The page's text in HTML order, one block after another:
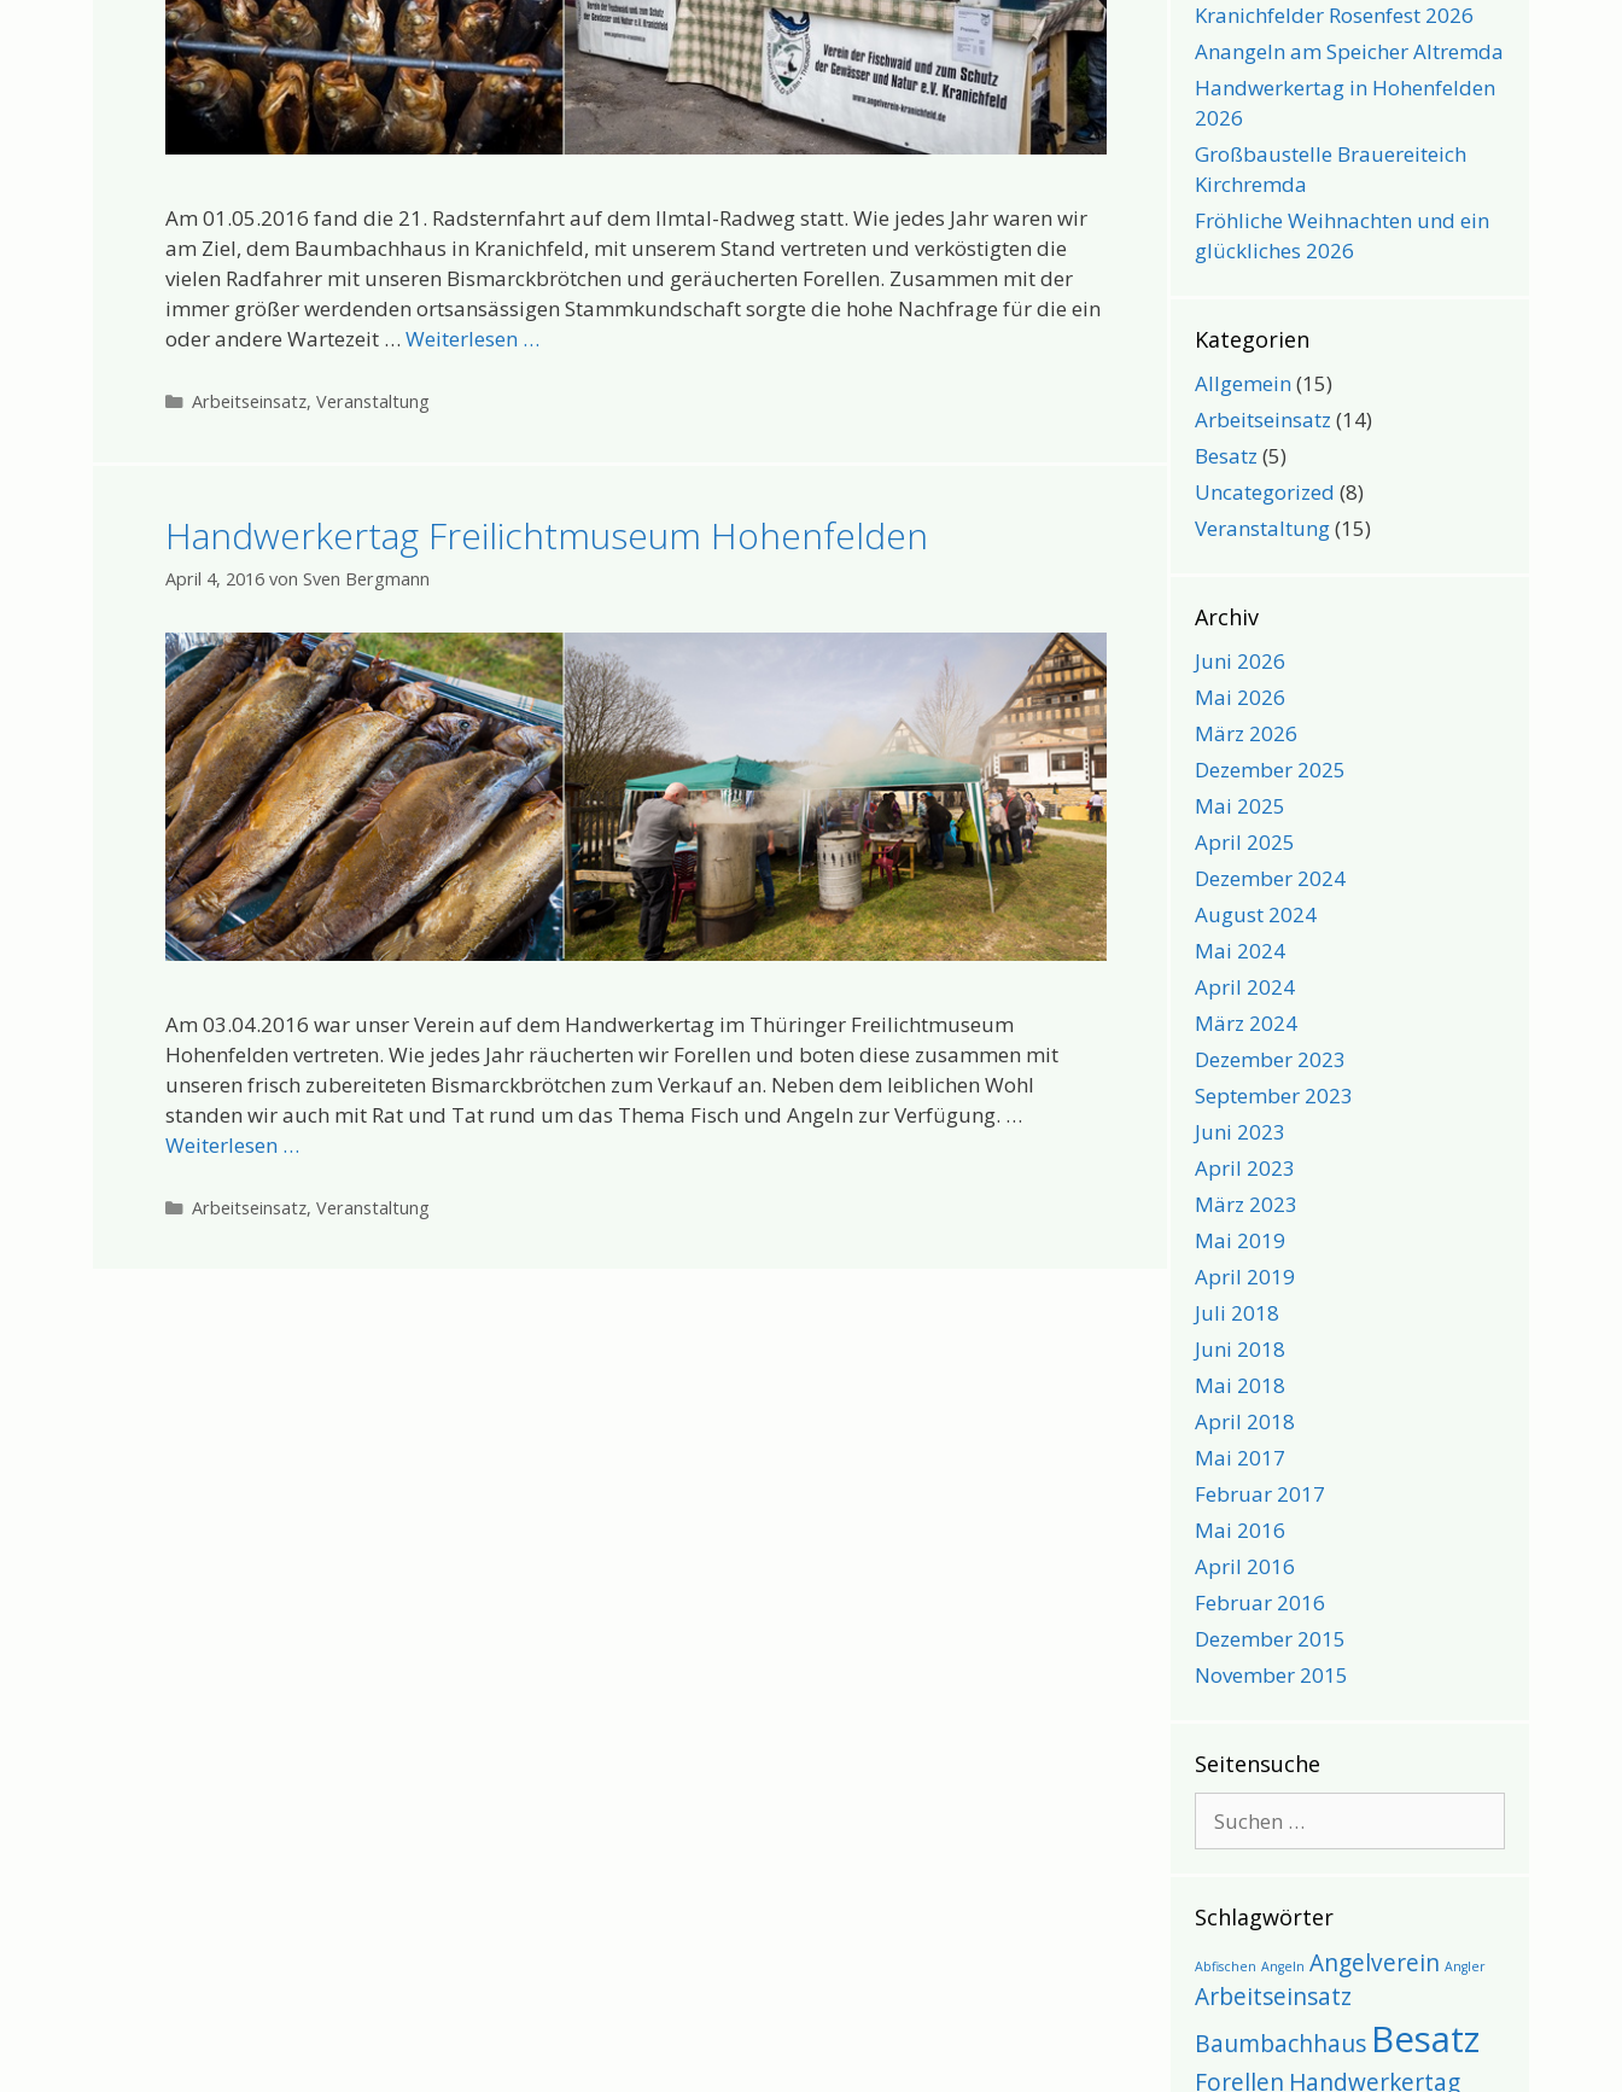
Am 01.05.2016 fand die 21. Radsternfahrt auf dem Ilmtal-Radweg statt. Wie jedes Jahr waren wir
am Ziel, dem Baumbachhaus in Kranichfeld, mit unserem Stand vertreten und verköstigten die
vielen Radfahrer mit unseren Bismarckbrötchen und geräucherten Forellen. Zusammen mit der
immer größer werdenden ortsansässigen Stammkundschaft sorgte die hohe Nachfrage für die ein
oder andere Wartezeit … Weiterlesen …
Kategorien
Arbeitseinsatz, Veranstaltung
Handwerkertag Freilichtmuseum Hohenfelden
April 4, 2016 von Sven Bergmann
Am 03.04.2016 war unser Verein auf dem Handwerkertag im Thüringer Freilichtmuseum
Hohenfelden vertreten. Wie jedes Jahr räucherten wir Forellen und boten diese zusammen mit
unseren frisch zubereiteten Bismarckbrötchen zum Verkauf an. Neben dem leiblichen Wohl
standen wir auch mit Rat und Tat rund um das Thema Fisch und Angeln zur Verfügung. …
Weiterlesen …
Kategorien
Arbeitseinsatz, Veranstaltung
Kranichfelder Rosenfest 2026
Anangeln am Speicher Altremda
Handwerkertag in Hohenfelden
2026
Großbaustelle Brauereiteich
Kirchremda
Fröhliche Weihnachten und ein
glückliches 2026
Kategorien
Allgemein(15)
Arbeitseinsatz (14)
Besatz (5)
Uncategorized (8)
Veranstaltung(15)
Archiv
Juni 2026
Mai 2026
März 2026
Dezember 2025
Mai 2025
April 2025
Dezember 2024
August 2024
Mai 2024
April 2024
März 2024
Dezember 2023
September 2023
Juni 2023
April 2023
März 2023
Mai 2019
April 2019
Juli 2018
Juni 2018
Mai 2018
April 2018
Mai 2017
Februar 2017
Mai 2016
April 2016
Februar 2016
Dezember 2015
November 2015
Seitensuche
nach:
Schlagwörter
Abfischen Angeln Angelverein Angler
Arbeitseinsatz
Baumbachhaus Besatz
Forellen Handwerkertag